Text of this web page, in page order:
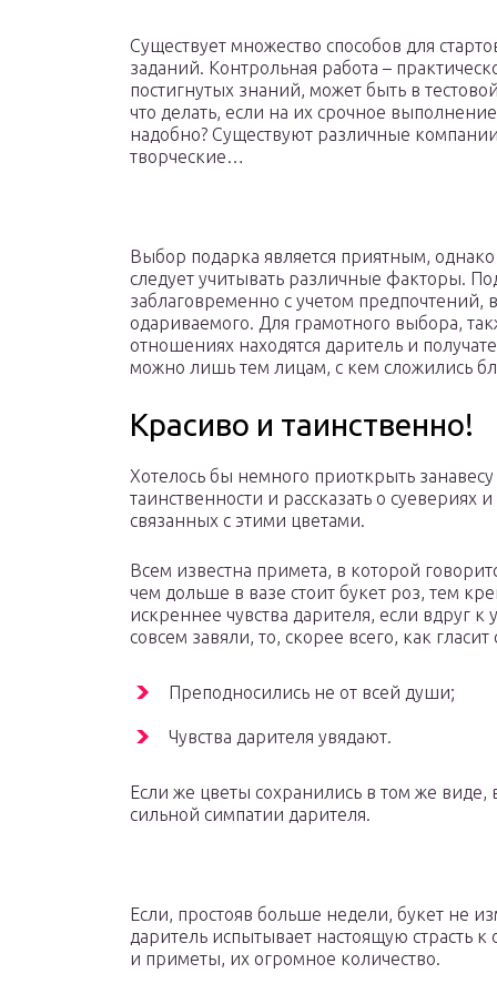
Существует множество способов для
заданий. Контрольная работа –
постигнутых знаний, может быть в
что делать, если на их срочное
надобно? Существуют различные
творческие…
Выбор подарка является приятным,
следует учитывать различные факторы.
заблаговременно с учетом предпочтений,
одариваемого. Для грамотного выбора,
отношениях находятся даритель и
можно лишь тем лицам, с кем сложились
Красиво и таинственно!
Хотелось бы немного приоткрыть занавесу
таинственности и рассказать о суевериях
связанных с этими цветами.
Всем известна примета, в которой
чем дольше в вазе стоит букет роз, тем
искреннее чувства дарителя, если вдруг к
совсем завяли, то, скорее всего, как
Преподносились не от всей души;
Чувства дарителя увядают.
Если же цветы сохранились в том же виде,
сильной симпатии дарителя.
Если, простояв больше недели, букет не
даритель испытывает настоящую страсть
и приметы, их огромное количество.